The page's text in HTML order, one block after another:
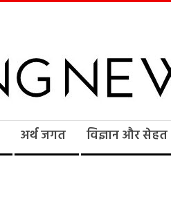
अर्थ जगत विज्ञान और सेहत